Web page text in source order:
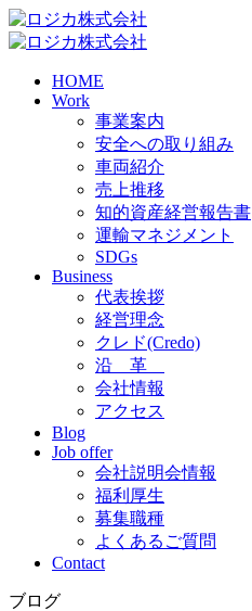
HOME
Work
事業案内
安全への取り組み
車両紹介
売上推移
知的資産経営報告書
運輸マネジメント
SDGs
Business
代表挨拶
経営理念
クレド(Credo)
沿 革
会社情報
アクセス
Blog
Job offer
会社説明会情報
福利厚生
募集職種
よくあるご質問
Contact
ブログ